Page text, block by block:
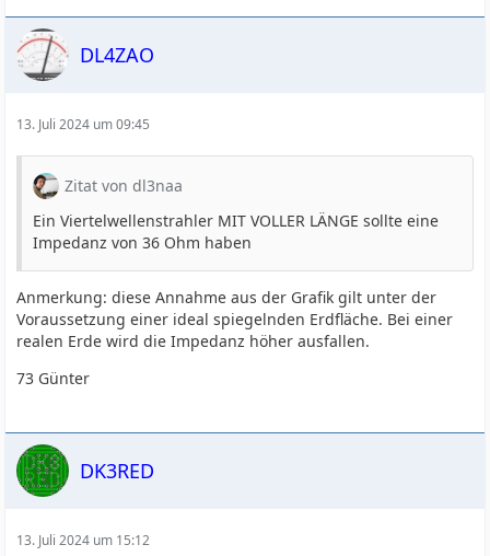
DL4ZAO
13. Juli 2024 um 09:45
Zitat von dl3naa
Ein Viertelwellenstrahler MIT VOLLER LÄNGE sollte eine
Impedanz von 36 Ohm haben
Anmerkung: diese Annahme aus der Grafik gilt unter der
Voraussetzung einer ideal spiegelnden Erdfläche. Bei einer
realen Erde wird die Impedanz höher ausfallen.
73 Günter
DK3RED
13. Juli 2024 um 15:12